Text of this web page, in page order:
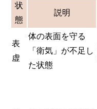
状
態
説明
表
虚
体の表面を守る
「衛気」が不足し
た状態